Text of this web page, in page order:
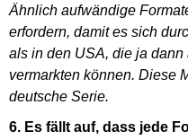
Ähnlich aufwändige
erfordern, damit es sich
als in den USA, die ja
vermarkten können. Diese
deutsche Serie.
6. Es fällt auf, dass jede